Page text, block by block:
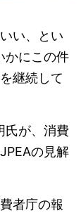
い、とい
かにこの件
継続して
氏が、消費
の見解
者庁の報